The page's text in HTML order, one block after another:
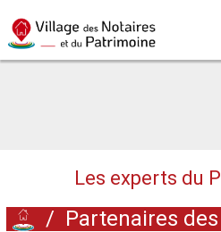
Les experts du
/ Partenaires